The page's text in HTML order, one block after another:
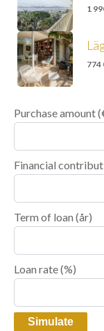
1
774
Purchase amount
Financial
Term of loan (år)
Loan rate(%)
Simulate